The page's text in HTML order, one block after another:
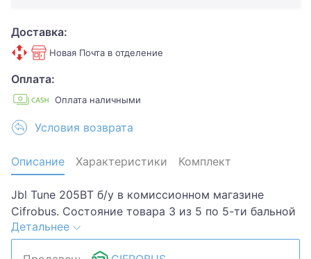
Доставка:
Новая Почта в отделение
Оплата:
Оплата наличными
Условия возврата
Описание Характеристики Комплект
Jbl Tune 205BT б/у в комиссионном магазине
Cifrobus. Состояние товара 3 из 5 по 5-ти бальной
системе. Примечание: Царапины,потертости..
Комплектация товара: кабель,чехол..Хотите
Детальнее